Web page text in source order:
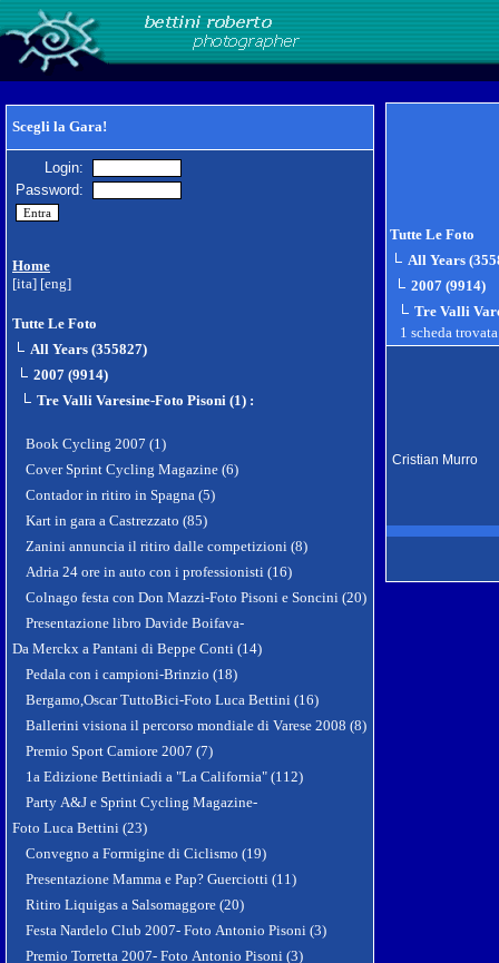
Scegli la Gara!
Login:
Password:
Home
[ita] [eng]
Tutte Le Foto
All Years (355827)
2007 (9914)
Tre Valli Varesine-Foto Pisoni (1) :
Book Cycling 2007 (1)
Cover Sprint Cycling Magazine (6)
Contador in ritiro in Spagna (5)
Kart in gara a Castrezzato (85)
Zanini annuncia il ritiro dalle competizioni (8)
Adria 24 ore in auto con i professionisti (16)
Colnago festa con Don Mazzi-Foto Pisoni e Soncini (20)
Presentazione libro Davide Boifava-
Da Merckx a Pantani di Beppe Conti (14)
Pedala con i campioni-Brinzio (18)
Bergamo,Oscar TuttoBici-Foto Luca Bettini (16)
Ballerini visiona il percorso mondiale di Varese 2008 (8)
Premio Sport Camiore 2007 (7)
1a Edizione Bettiniadi a "La California" (112)
Party A&J e Sprint Cycling Magazine-
Foto Luca Bettini (23)
Convegno a Formigine di Ciclismo (19)
Presentazione Mamma e Pap? Guerciotti (11)
Ritiro Liquigas a Salsomaggore (20)
Festa Nardelo Club 2007- Foto Antonio Pisoni (3)
Premio Torretta 2007- Foto Antonio Pisoni (3)
Tutte Le Foto
All Years
2007 (9914)
Tre Valli
1 scheda
Cristian Murro